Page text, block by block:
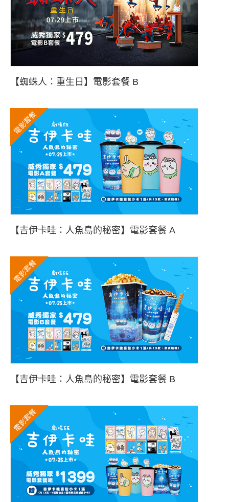
【蜘蛛人：重生日】電影套餐 B
電影套餐
【吉伊卡哇：人魚島的秘密】電影套餐 A
電影套餐
【吉伊卡哇：人魚島的秘密】電影套餐 B
電影套餐